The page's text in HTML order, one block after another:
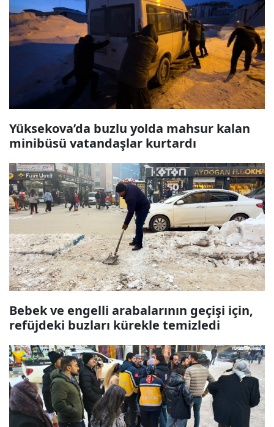
Yüksekova’da buzlu yolda mahsur kalan
minibüsü vatandaşlar kurtardı
Bebek ve engelli arabalarının geçişi için,
refüjdeki buzları kürekle temizledi